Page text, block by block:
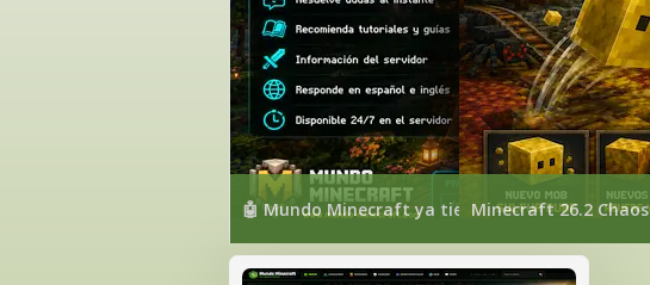
🤖 Mundo Minecraft ya tiene su propia
Minecraft 26.2